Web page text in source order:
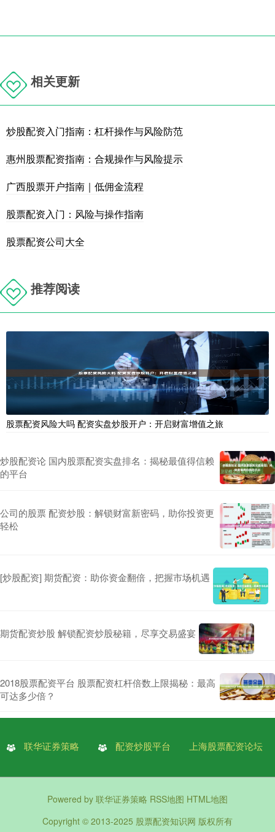
相关更新
炒股配资入门指南：杠杆操作与风险防范
惠州股票配资指南：合规操作与风险提示
广西股票开户指南｜低佣金流程
股票配资入门：风险与操作指南
股票配资公司大全
推荐阅读
股票配资风险大吗 配资实盘炒股开户：开启财富增值之旅
炒股配资论 国内股票配资实盘排名：揭秘最值得信赖
的平台
公司的股票 配资炒股：解锁财富新密码，助你投资更
轻松
[炒股配资] 期货配资：助你资金翻倍，把握市场机遇
期货配资炒股 解锁配资炒股秘籍，尽享交易盛宴
2018股票配资平台 股票配资杠杆倍数上限揭秘：最高
可达多少倍？
联华证券策略 配资炒股平台 上海股票配资论坛
Powered by 联华证券策略 RSS地图 HTML地图
Copyright © 2013-2025 股票配资知识网 版权所有